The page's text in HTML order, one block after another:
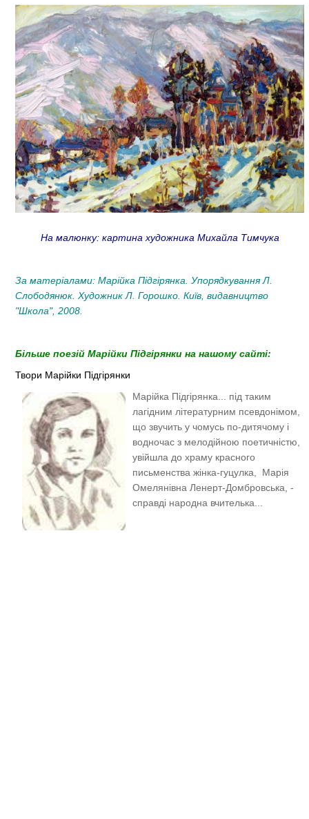
На малюнку: картина художника Михайла Тимчука
За матеріалами: Марійка Підгірянка. Упорядкування Л.
Слободянюк. Художник Л. Горошко. Київ, видавництво
"Школа", 2008.​
Більше поезій Марійки Підгірянки на нашому сайті:
Твори Марійки Підгірянки
Марійка Підгірянка... під таким
лагідним літературним псевдонімом,
що звучить у чомусь по-дитячому і
водночас з мелодійною поетичністю,
увійшла до храму красного
письменства жінка-гуцулка, Марія
Омелянівна Ленерт-Домбровська, -
справді народна вчителька...